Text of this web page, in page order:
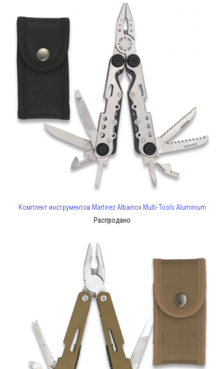
Комплект инструментов Martinez Albainox Multi-Tools Aluminium
Распродано